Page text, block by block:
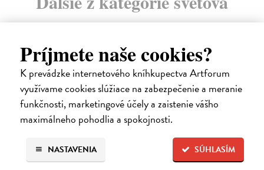
Príjmete naše cookies?
K prevádzke internetového kníhkupectva Artforum
využívame cookies slúžiace na zabezpečenie a meranie
funkčnosti, marketingové účely a zaistenie vášho
maximálneho pohodlia a spokojnosti.
SÚHLASÍM
NASTAVENIA
beletria
na sklade